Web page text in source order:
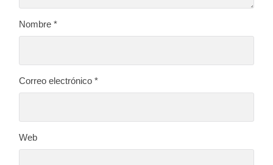
Nombre*
Correo electrónico*
Web